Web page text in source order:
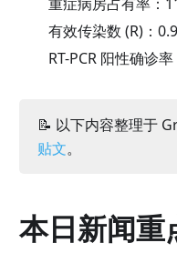
有效传染数 (R)：
RT-PCR 阳性确诊率
📝 以下内容整理于
贴文。
本日新闻重